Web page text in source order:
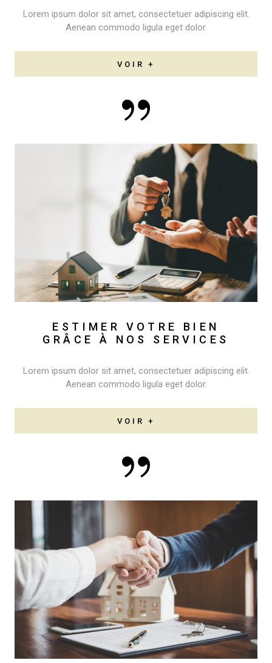
Lorem ipsum dolor sit amet, consectetuer adipiscing elit.
Aenean commodo ligula eget dolor.
VOIR +
ESTIMER VOTRE BIEN
GRÂCE À NOS SERVICES
Lorem ipsum dolor sit amet, consectetuer adipiscing elit.
Aenean commodo ligula eget dolor.
VOIR +